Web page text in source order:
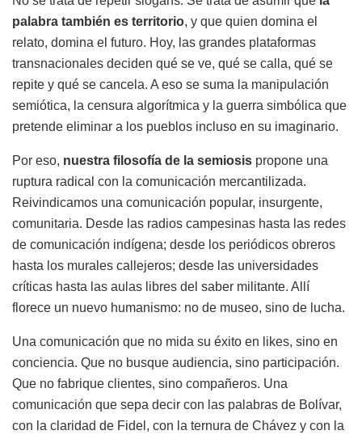
palabra también es territorio, y que quien domina el
relato, domina el futuro. Hoy, las grandes plataformas
transnacionales deciden qué se ve, qué se calla, qué se
repite y qué se cancela. A eso se suma la manipulación
semiótica, la censura algorítmica y la guerra simbólica que
pretende eliminar a los pueblos incluso en su imaginario.
Por eso, nuestra filosofía de la semiosis propone una
ruptura radical con la comunicación mercantilizada.
Reivindicamos una comunicación popular, insurgente,
comunitaria. Desde las radios campesinas hasta las redes
de comunicación indígena; desde los periódicos obreros
hasta los murales callejeros; desde las universidades
críticas hasta las aulas libres del saber militante. Allí
florece un nuevo humanismo: no de museo, sino de lucha.
Una comunicación que no mida su éxito en likes, sino en
conciencia. Que no busque audiencia, sino participación.
Que no fabrique clientes, sino compañeros. Una
comunicación que sepa decir con las palabras de Bolívar,
con la claridad de Fidel, con la ternura de Chávez y con la